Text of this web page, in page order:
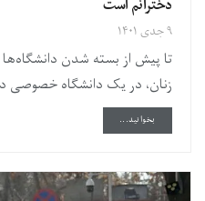
دخترانم است
۹ جدی ۱۴۰۱
تا پیش از بسته ‌شدن
زنان، در یک دانشگاه خصوصی
بخوانید...